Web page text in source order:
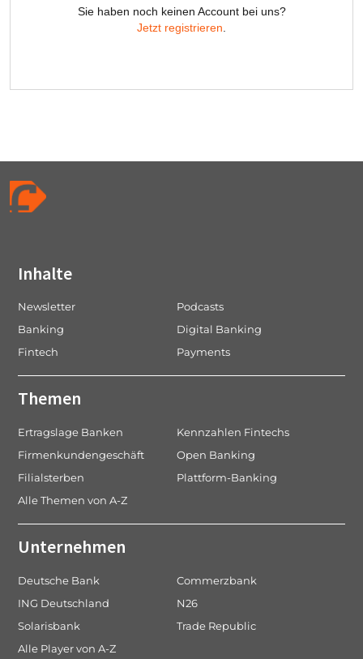
Inhalte
Newsletter
Podcasts
Banking
Digital Banking
Fintech
Payments
Themen
Ertragslage Banken
Kennzahlen Fintechs
Firmenkundengeschäft
Open Banking
Filialsterben
Plattform-Banking
Alle Themen von A-Z
Unternehmen
Deutsche Bank
Commerzbank
ING Deutschland
N26
Solarisbank
Trade Republic
Alle Player von A-Z